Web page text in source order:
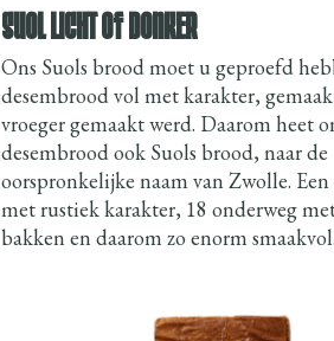
SUOL LICHT OF DONKER
Ons Suols brood moet u geproefd
desembrood vol met karakter,
vroeger gemaakt werd. Daarom heet
desembrood ook Suols brood, naar de
oorspronkelijke naam van Zwolle.
met rustiek karakter, 18 onderweg
bakken en daarom zo enorm smaakvol.